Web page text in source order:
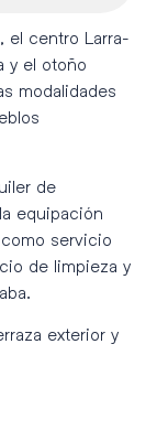
, el centro Larra-
y el otoño
modalidades
de
equipación
servicio
de limpieza y
exterior y